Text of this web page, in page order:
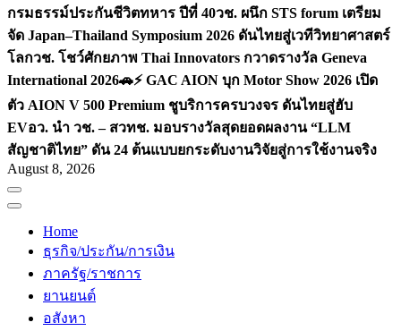
กรมธรรม์ประกันชีวิตทหาร ปีที่ 40วช. ผนึก STS forum เตรียม
จัด Japan–Thailand Symposium 2026 ดันไทยสู่เวทีวิทยาศาสตร์
โลกวช. โชว์ศักยภาพ Thai Innovators กวาดรางวัล Geneva
International 2026🚗⚡️ GAC AION บุก Motor Show 2026 เปิด
ตัว AION V 500 Premium ชูบริการครบวงจร ดันไทยสู่ฮับ
EVอว. นำ วช. – สวทช. มอบรางวัลสุดยอดผลงาน “LLM
สัญชาติไทย” ดัน 24 ต้นแบบยกระดับงานวิจัยสู่การใช้งานจริง
August 8, 2026
Home
ธุรกิจ/ประกัน/การเงิน
ภาครัฐ/ราชการ
ยานยนต์
อสังหา